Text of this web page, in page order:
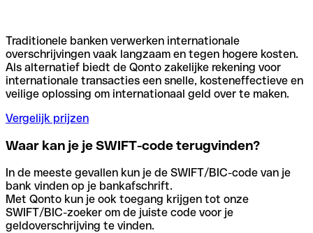
Traditionele banken verwerken internationale
overschrijvingen vaak langzaam en tegen hogere kosten.
Als alternatief biedt de Qonto zakelijke rekening voor
internationale transacties een snelle, kosteneffectieve en
veilige oplossing om internationaal geld over te maken.
Vergelijk prijzen
Waar kan je je SWIFT-code terugvinden?
In de meeste gevallen kun je de SWIFT/BIC-code van je
bank vinden op je bankafschrift.
Met Qonto kun je ook toegang krijgen tot onze
SWIFT/BIC-zoeker om de juiste code voor je
geldoverschrijving te vinden.